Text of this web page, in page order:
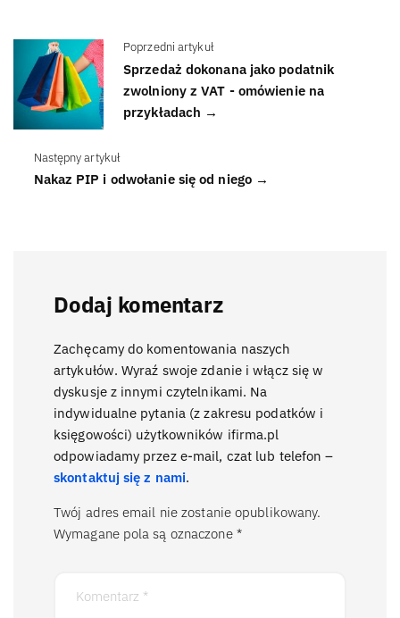
Poprzedni artykuł
Sprzedaż dokonana jako podatnik
zwolniony z VAT - omówienie na
przykładach →
Następny artykuł
Nakaz PIP i odwołanie się od niego →
Dodaj komentarz
Zachęcamy do komentowania naszych
artykułów. Wyraź swoje zdanie i włącz się w
dyskusje z innymi czytelnikami. Na
indywidualne pytania (z zakresu podatków i
księgowości) użytkowników ifirma.pl
odpowiadamy przez e-mail, czat lub telefon –
skontaktuj się z nami.
Twój adres email nie zostanie opublikowany.
Wymagane pola są oznaczone *